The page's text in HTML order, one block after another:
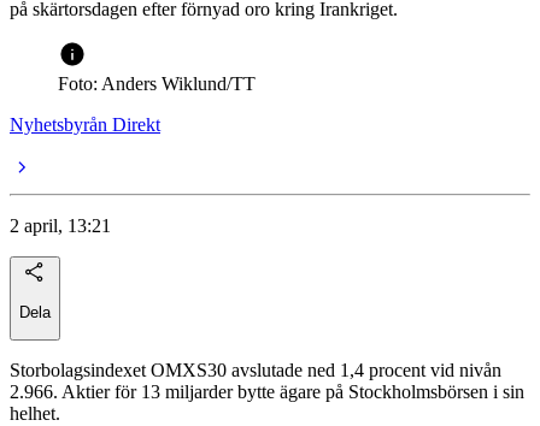
på skärtorsdagen efter förnyad oro kring Irankriget.
Foto: Anders Wiklund/TT
Nyhetsbyrån Direkt
2 april, 13:21
Dela
Storbolagsindexet OMXS30 avslutade ned 1,4 procent vid nivån
2.966. Aktier för 13 miljarder bytte ägare på Stockholmsbörsen i sin
helhet.